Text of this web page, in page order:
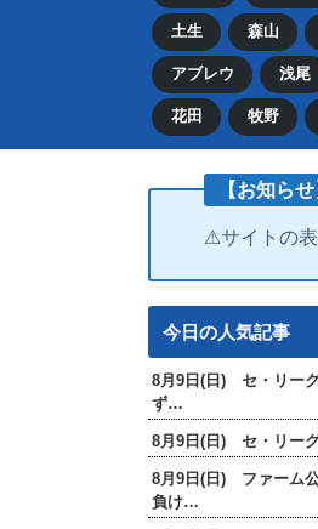
土生 森山
アブレウ 浅尾
花田 牧野
【お知らせ
⚠サイトの
今日の人気記事
8月9日(日) セ・リー
ず…
8月9日(日) セ・リー
8月9日(日) ファーム
負け…